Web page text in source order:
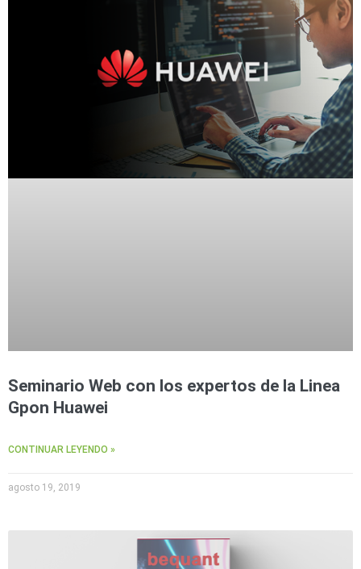
Seminario Web con los expertos de la Linea
Gpon Huawei
CONTINUAR LEYENDO »
agosto 19, 2019